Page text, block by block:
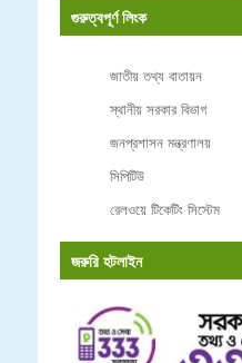
গুরুত্বপূর্ণ লিংক
জাতীয় তথ্য বাতায়ন
স্থানীয় সরকার বিভাগ
জনপ্রশাসন মন্ত্রণালয়
সিপিটিউ
রেলওয়ে টিকেটিং সিস্টেম
জরুরি হটলাইন